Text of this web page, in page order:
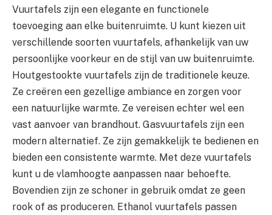
Vuurtafels zijn een elegante en functionele
toevoeging aan elke buitenruimte. U kunt kiezen uit
verschillende soorten vuurtafels, afhankelijk van uw
persoonlijke voorkeur en de stijl van uw buitenruimte.
Houtgestookte vuurtafels zijn de traditionele keuze.
Ze creëren een gezellige ambiance en zorgen voor
een natuurlijke warmte. Ze vereisen echter wel een
vast aanvoer van brandhout. Gasvuurtafels zijn een
modern alternatief. Ze zijn gemakkelijk te bedienen en
bieden een consistente warmte. Met deze vuurtafels
kunt u de vlamhoogte aanpassen naar behoefte.
Bovendien zijn ze schoner in gebruik omdat ze geen
rook of as produceren. Ethanol vuurtafels passen